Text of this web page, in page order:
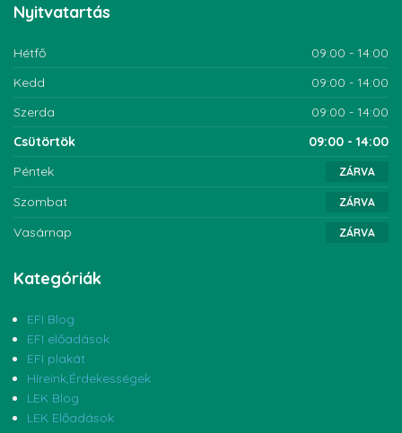
Nyitvatartás
Hétfő
09:00 - 14:00
Kedd
09:00 - 14:00
Szerda
09:00 - 14:00
Csütörtök
09:00 - 14:00
Péntek
ZÁRVA
Szombat ZÁRVA
Vasárnap ZÁRVA
Kategóriák
EFI Blog
EFI előadások
EFI plakát
Híreink,Érdekességek
LEK Blog
LEK Előadások